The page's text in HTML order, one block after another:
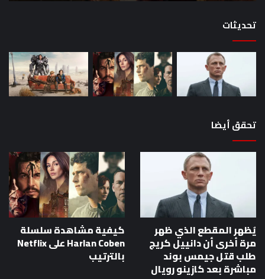
تحديثات
تحقق أيضا
يُظهر المقطع الذي ظهر
مرة أخرى أن دانييل كريج
طلب قتل جيمس بوند
مباشرة بعد كازينو رويال
كيفية مشاهدة سلسلة
Harlan Coben على Netflix
بالترتيب